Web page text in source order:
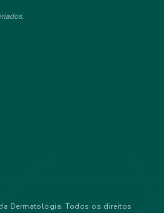
Dermatologia. Todos os direitos